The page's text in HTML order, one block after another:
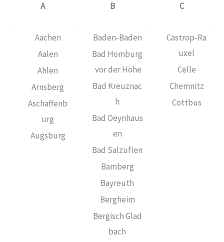
A B C
Aachen
Aalen
Ahlen
Arnsberg
Aschaffenb
urg
Augsburg
Baden‑Baden
Bad Homburg
vor der Höhe
Bad Kreuznac
h
Bad Oeynhaus
en
Bad Salzuflen
Bamberg
Bayreuth
Bergheim
Bergisch Glad
bach
Castrop‑Ra
uxel
Celle
Chemnitz
Cottbus